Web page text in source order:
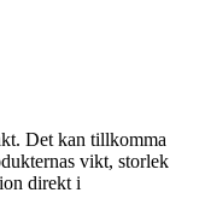
Det kan tillkomma
vikt, storlek
direkt i